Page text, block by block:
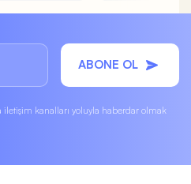
ABONE OL
kanalları yoluyla haberdar olmak